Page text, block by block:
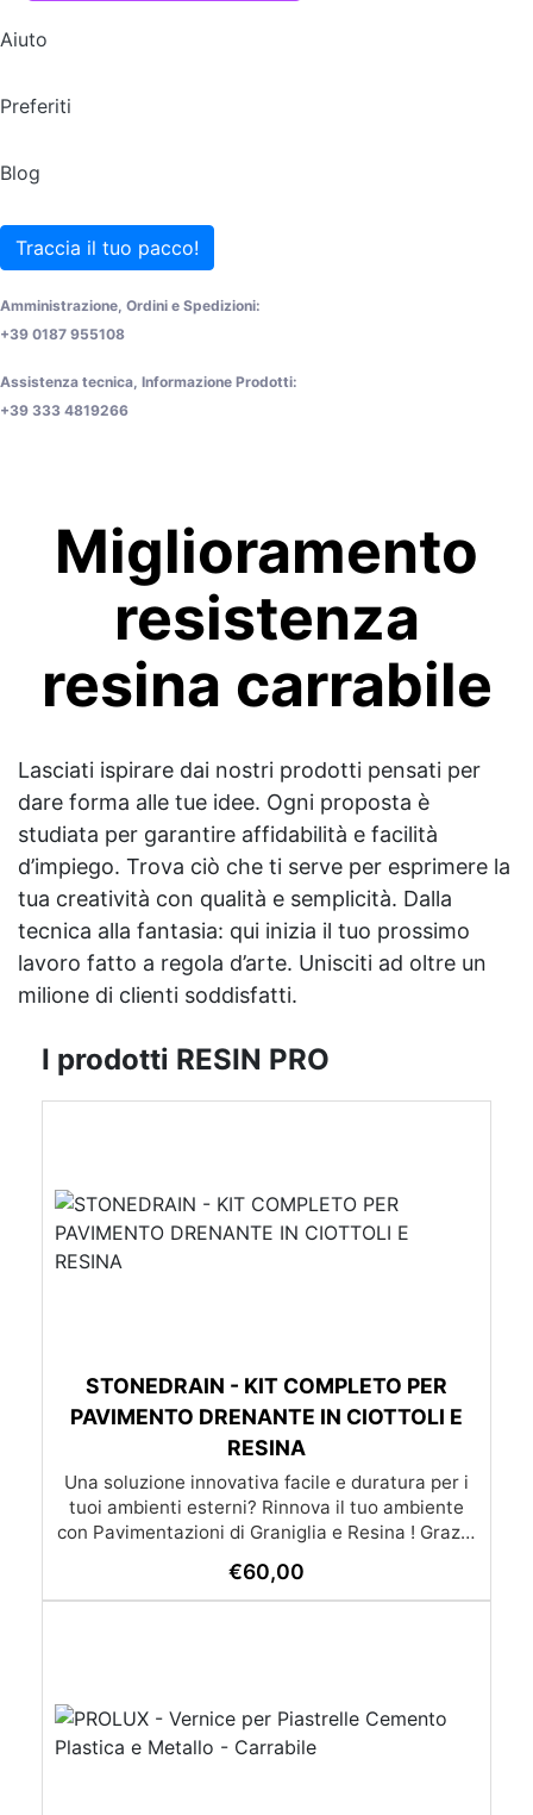
Aiuto
Preferiti
Blog
Traccia il tuo pacco!
Amministrazione, Ordini e Spedizioni:
+39 0187 955108
Assistenza tecnica, Informazione Prodotti:
+39 333 4819266
Miglioramento
resistenza
resina carrabile
Lasciati ispirare dai nostri prodotti pensati per
dare forma alle tue idee. Ogni proposta è
studiata per garantire affidabilità e facilità
d’impiego. Trova ciò che ti serve per esprimere la
tua creatività con qualità e semplicità. Dalla
tecnica alla fantasia: qui inizia il tuo prossimo
lavoro fatto a regola d’arte. Unisciti ad oltre un
milione di clienti soddisfatti.
I prodotti RESIN PRO
STONEDRAIN - KIT COMPLETO PER
PAVIMENTO DRENANTE IN CIOTTOLI E
RESINA
Una soluzione innovativa facile e duratura per i
tuoi ambienti esterni? Rinnova il tuo ambiente
con Pavimentazioni di Graniglia e Resina ! Grazie
trasformare qualsiasi superficie diventa un gioco
da ragazzi: l’applicazione è molto semplice e –
posatori. oppure se preferisci puoi chiedere un
preventivo su misura già con posa inclusa
(servizio disponibile solo su certe province)
€60,00